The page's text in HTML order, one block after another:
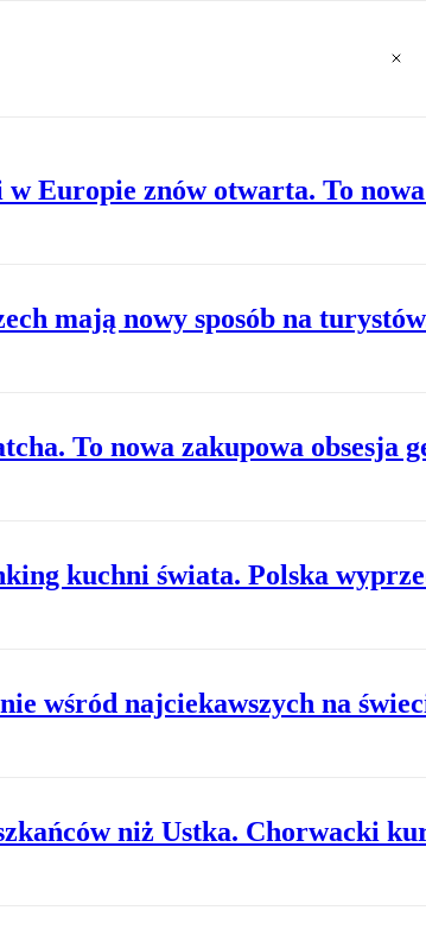
w Europie znów otwarta. To
mają nowy sposób na
To nowa zakupowa obsesja
kuchni świata. Polska
wśród najciekawszych na
niż Ustka. Chorwacki